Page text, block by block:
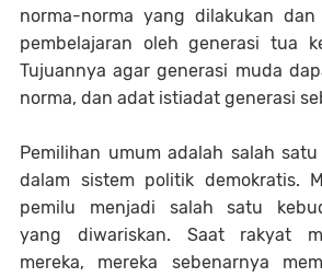
norma-norma yang dilakukan
pembelajaran oleh generasi tua
Tujuannya agar generasi muda
norma, dan adat istiadat generasi
Pemilihan umum adalah salah
dalam sistem politik demokratis.
pemilu menjadi salah satu
yang diwariskan. Saat rakyat
mereka, mereka sebenarnya